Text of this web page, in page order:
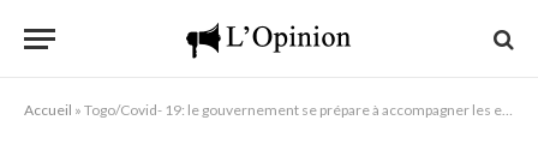
Accueil » Togo/Covid- 19: le gouvernement se prépare à accompagner les entreprises